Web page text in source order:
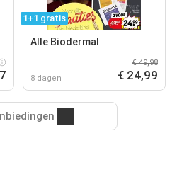
1+1 gratis
Alle Biodermal
8 dagen
€ 49,98
€ 24,99